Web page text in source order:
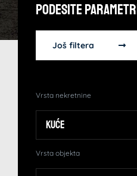
Podesite
Još filtera
Vrsta nekretnine
Vrsta objekta